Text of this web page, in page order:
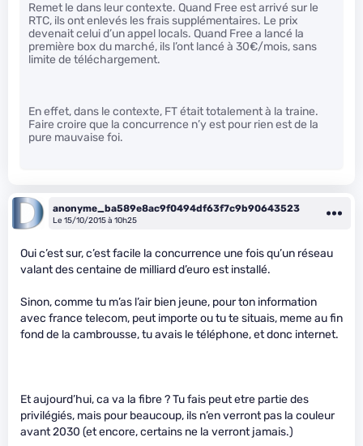
Remet le dans leur contexte. Quand Free est arrivé sur le
RTC, ils ont enlevés les frais supplémentaires. Le prix
devenait celui d’un appel locals. Quand Free a lancé la
première box du marché, ils l’ont lancé à 30€/mois, sans
limite de téléchargement.
En effet, dans le contexte, FT était totalement à la traine.
Faire croire que la concurrence n’y est pour rien est de la
pure mauvaise foi.
anonyme_ba589e8ac9f0494df63f7c9b90643523
Le 15/10/2015 à 10h25
Oui c’est sur, c’est facile la concurrence une fois qu’un réseau
valant des centaine de milliard d’euro est installé.
Sinon, comme tu m’as l’air bien jeune, pour ton information
avec france telecom, peut importe ou tu te situais, meme au fin
fond de la cambrousse, tu avais le téléphone, et donc internet.
Et aujourd’hui, ca va la fibre ? Tu fais peut etre partie des
privilégiés, mais pour beaucoup, ils n’en verront pas la couleur
avant 2030 (et encore, certains ne la verront jamais.)